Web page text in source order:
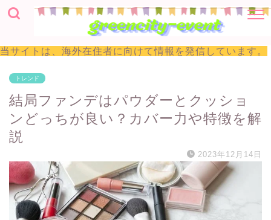
当サイトは、海外在住者に向けて情報を発信しています。
トレンド
結局ファンデはパウダーとクッショ
ンどっちが良い？カバー力や特徴を解
説
2023年12月14日